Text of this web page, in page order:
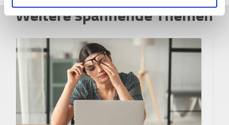
Weitere spannende Themen